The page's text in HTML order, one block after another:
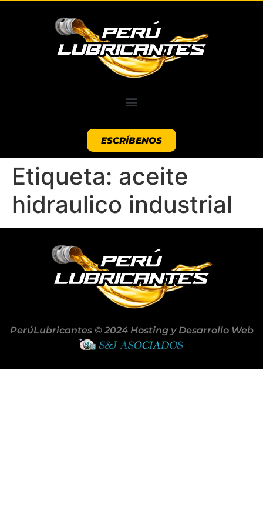
ESCRÍBENOS
Etiqueta: aceite
hidraulico industrial
PerúLubricantes © 2024 Hosting y Desarrollo Web